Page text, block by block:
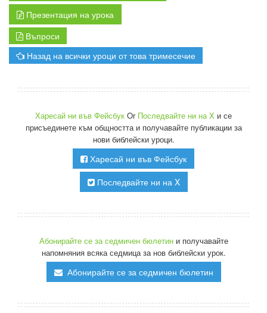
Презентация на урока
Въпроси
Назад на всички уроци от това тримесечие
Харесай ни във Фейсбук Or Последвайте ни на X и се
присъединете към общността и получавайте публикации за
нови библейски уроци.
Харесай ни във Фейсбук
Последвайте ни на X
Абонирайте се за седмичен бюлетини получавайте
напомняния всяка седмица за нов библейски урок.
Абонирайте се за седмичен бюлетин